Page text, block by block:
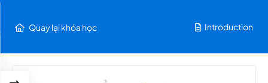
Quay lại khóa học Introduction